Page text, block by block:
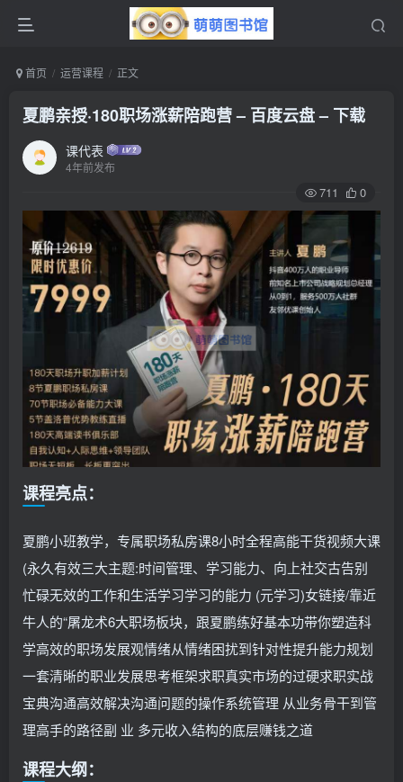
首页 运营课程 正文
夏鹏亲授·180职场涨薪陪跑营 – 百度云盘 – 下载
课代表
4年前发布
711 0
课程亮点：
夏鹏小班教学，专属职场私房课8小时全程高能干货视频大课
(永久有效三大主题:时间管理、学习能力、向上社交古告别
忙碌无效的工作和生活学习学习的能力 (元学习)女链接/靠近
牛人的“屠龙术6大职场板块，跟夏鹏练好基本功带你塑造科
学高效的职场发展观情绪从情绪困扰到针对性提升能力规划
一套清晰的职业发展思考框架求职真实市场的过硬求职实战
宝典沟通高效解决沟通问题的操作系统管理 从业务骨干到管
理高手的路径副 业 多元收入结构的底层赚钱之道
课程大纲：